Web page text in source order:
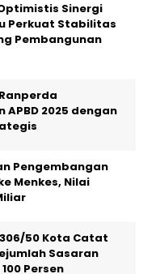
Sinergi
Perkuat Stabilitas
Pembangunan
2025 dengan
Pengembangan
Menkes, Nilai
50 Kota Catat
Sasaran
Persen